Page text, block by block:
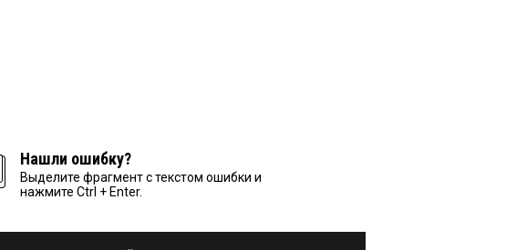
Нашли ошибку?
Выделите фрагмент с текстом ошибки и
нажмите Ctrl + Enter.